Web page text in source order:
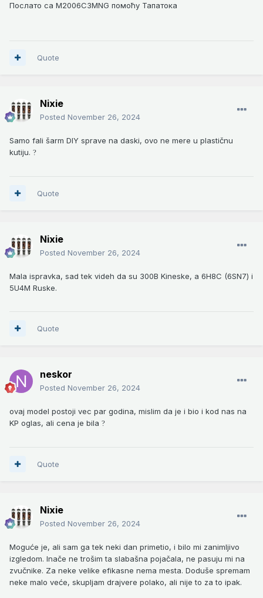
Послато са M2006C3MNG помоћу Тапатока
Quote
Nixie
Posted November 26, 2024
Samo fali šarm DIY sprave na daski, ovo ne mere u plastičnu
kutiju. ?
Quote
Nixie
Posted November 26, 2024
Mala ispravka, sad tek videh da su 300B Kineske, a 6H8C (6SN7) i
5U4M Ruske.
Quote
neskor
Posted November 26, 2024
ovaj model postoji vec par godina, mislim da je i bio i kod nas na
KP oglas, ali cena je bila ?
Quote
Nixie
Posted November 26, 2024
Moguće je, ali sam ga tek neki dan primetio, i bilo mi zanimljivo
izgledom. Inače ne trošim ta slabašna pojačala, ne pasuju mi na
zvučnike. Za neke velike efikasne nema mesta. Doduše spremam
neke malo veće, skupljam drajvere polako, ali nije to za to ipak.